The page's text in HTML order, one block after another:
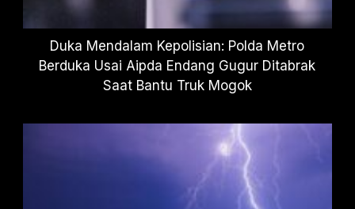
Duka Mendalam Kepolisian: Polda Metro
Berduka Usai Aipda Endang Gugur Ditabrak
Saat Bantu Truk Mogok